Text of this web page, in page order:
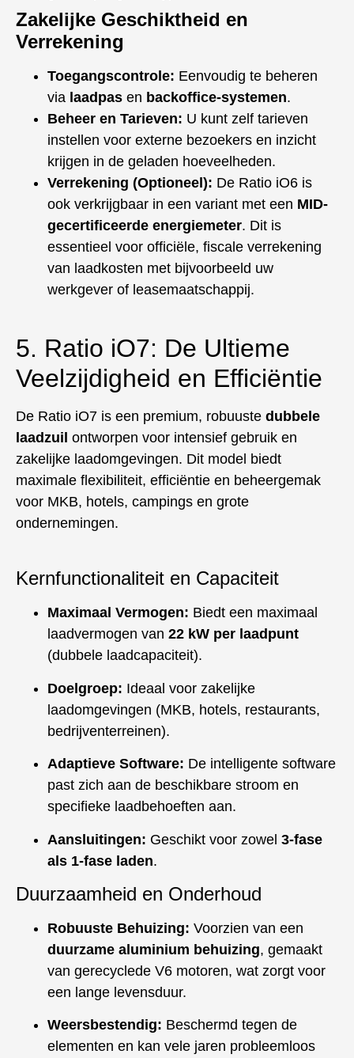
Zakelijke Geschiktheid en
Verrekening
Toegangscontrole: Eenvoudig te beheren
via laadpas en backoffice-systemen.
Beheer en Tarieven: U kunt zelf tarieven
instellen voor externe bezoekers en inzicht
krijgen in de geladen hoeveelheden.
Verrekening (Optioneel): De Ratio iO6 is
ook verkrijgbaar in een variant met een MID-
gecertificeerde energiemeter. Dit is
essentieel voor officiële, fiscale verrekening
van laadkosten met bijvoorbeeld uw
werkgever of leasemaatschappij.
5. Ratio iO7: De Ultieme
Veelzijdigheid en Efficiëntie
De Ratio iO7 is een premium, robuuste dubbele
laadzuil ontworpen voor intensief gebruik en
zakelijke laadomgevingen. Dit model biedt
maximale flexibiliteit, efficiëntie en beheergemak
voor MKB, hotels, campings en grote
ondernemingen.
Kernfunctionaliteit en Capaciteit
Maximaal Vermogen: Biedt een maximaal
laadvermogen van 22 kW per laadpunt
(dubbele laadcapaciteit).
Doelgroep: Ideaal voor zakelijke
laadomgevingen (MKB, hotels, restaurants,
bedrijventerreinen).
Adaptieve Software: De intelligente software
past zich aan de beschikbare stroom en
specifieke laadbehoeften aan.
Aansluitingen: Geschikt voor zowel 3-fase
als 1-fase laden.
Duurzaamheid en Onderhoud
Robuuste Behuizing: Voorzien van een
duurzame aluminium behuizing, gemaakt
van gerecyclede V6 motoren, wat zorgt voor
een lange levensduur.
Weersbestendig: Beschermd tegen de
elementen en kan vele jaren probleemloos